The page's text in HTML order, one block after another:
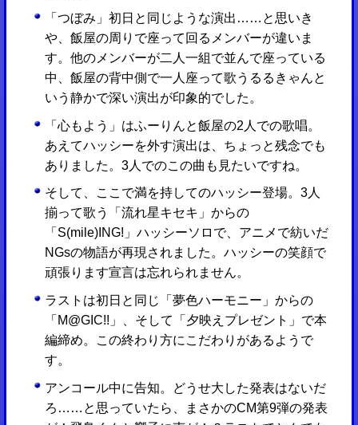
「つぼみ」初日と同じような演出……と思いき
や、飯屋の周りで座って回るメンバーが違いま
す。他のメンバーが二人一組で並んで座っている
中、飯屋の背中側で一人座って歌うるるきゃんと
いう静かで深い演出が印象的でした。
「心もよう」はふーりんと飯屋の2人での歌唱。
あえてハッシーを外す演出は、ちょっと残念でも
ありました。3人でのこの曲も見たいですね。
そして、ここで満を持してのハッシー登場。3人
揃って歌う「流れ星キセキ」からの
「S(mile)ING!」ハッシーソロで、アニメで紡いだ
NGsの物語が再現されました。ハッシーの笑顔で
頑張ります宣言は忘れられません。
ラストは初日と同じ「夢色ハーモニー」からの
「M@GIC!!」、そして「夕映えプレゼント」で本
編締め。この終わり方にこだわりがあるようで
す。
アンコール中に告知。どうせ大した発表はないだ
ろ……と思っていたら、まさかのCM第9弾の発表